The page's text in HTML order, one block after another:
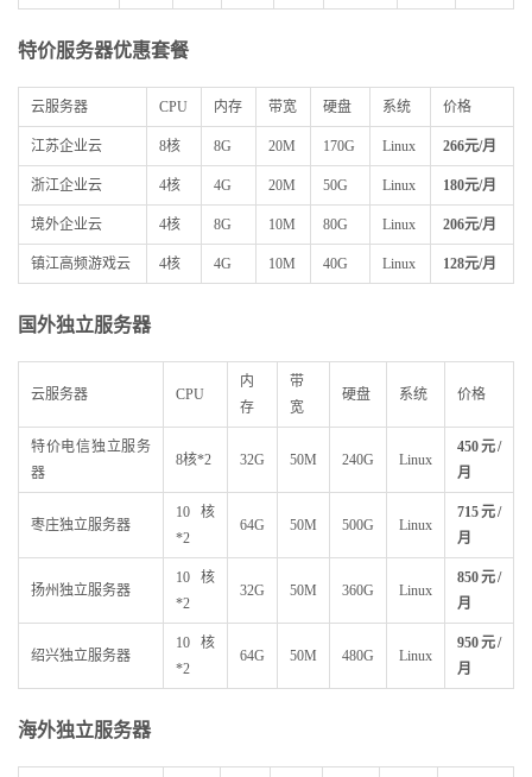
特价服务器优惠套餐
云服务器 CPU 内存 带宽 硬盘 系统 价格
江苏企业云 8核 8G 20M 170G Linux 266元/月
浙江企业云 4核 4G 20M 50G Linux 180元/月
境外企业云 4核 8G 10M 80G Linux 206元/月
镇江高频游戏云 4核 4G 10M 40G Linux 128元/月
国外独立服务器
云服务器 CPU
内
存
带
宽
硬盘 系统 价格
特价电信独立服务
器
8核*2 32G 50M 240G Linux
450元/
月
枣庄独立服务器
10核
*2
64G 50M 500G Linux
715元/
月
扬州独立服务器
10核
*2
32G 50M 360G Linux
850元/
月
绍兴独立服务器
10核
*2
64G 50M 480G Linux
950元/
月
海外独立服务器